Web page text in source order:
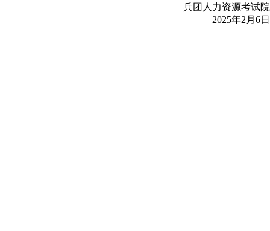
兵团人力资源考试院
2025年2月6日